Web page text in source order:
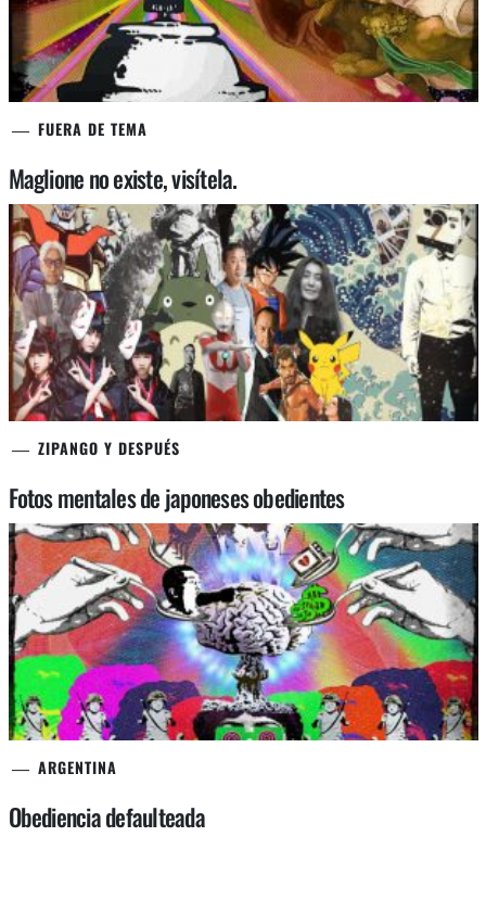
FUERA DE TEMA
Maglione no existe, visítela.
ZIPANGO Y DESPUÉS
Fotos mentales de japoneses obedientes
ARGENTINA
Obediencia defaulteada